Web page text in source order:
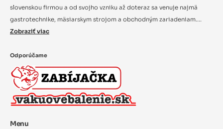
slovenskou firmou a od svojho vzniku až doteraz sa venuje najmä
gastrotechnike, mäsiarskym strojom a obchodným zariadeniam....
Zobraziť viac
Odporúčame
Menu